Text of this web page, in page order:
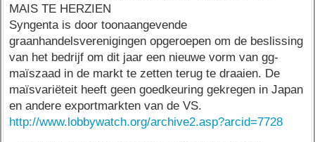
MAIS TE HERZIEN
Syngenta is door toonaangevende
graanhandelsverenigingen opgeroepen om de beslissing
van het bedrijf om dit jaar een nieuwe vorm van gg-
maïszaad in de markt te zetten terug te draaien. De
maïsvariëteit heeft geen goedkeuring gekregen in Japan
en andere exportmarkten van de VS.
http://www.lobbywatch.org/archive2.asp?arcid=7728